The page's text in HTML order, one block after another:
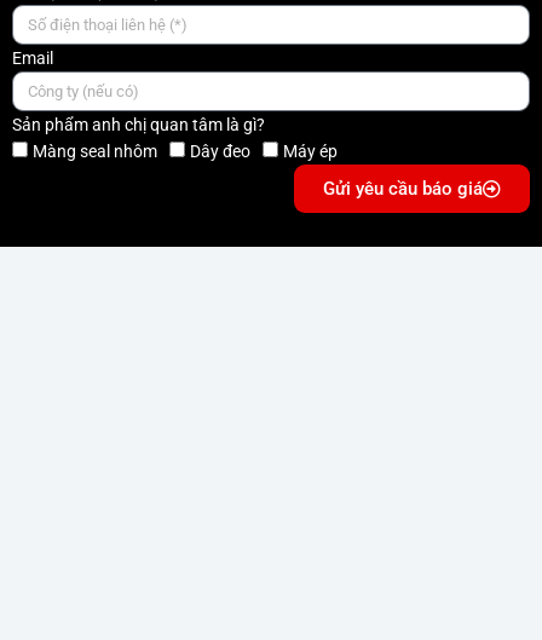
Email
Sản phẩm anh chị quan tâm là gì?
Màng seal nhôm
Dây đeo Máy ép
Gửi yêu cầu báo giá